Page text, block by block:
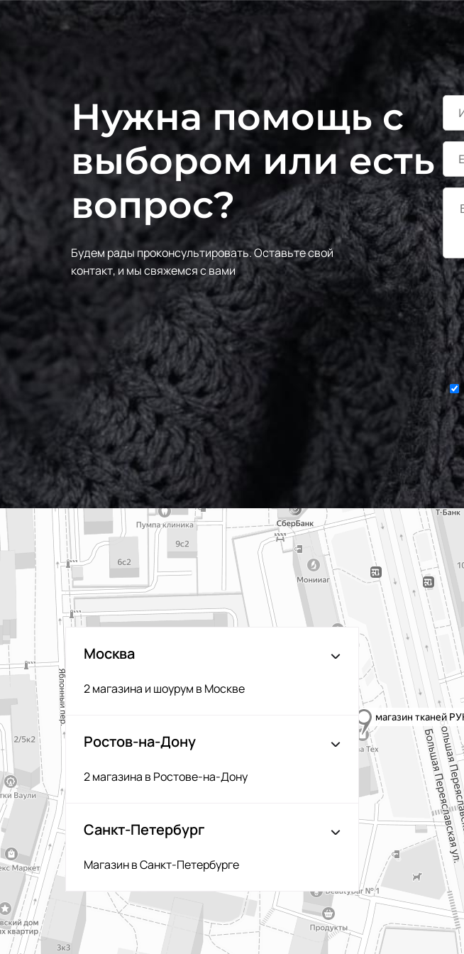
Нужна помощь с
выбором или есть
вопрос?
Будем рады проконсультировать.Оставьте свой
контакт, и мы свяжемся с вами
Москва
2 магазина и шоурум в Москве
Ростов-на-Дону
2 магазина в Ростове-на-Дону
Санкт-Петербург
Магазин в Санкт-Петербурге